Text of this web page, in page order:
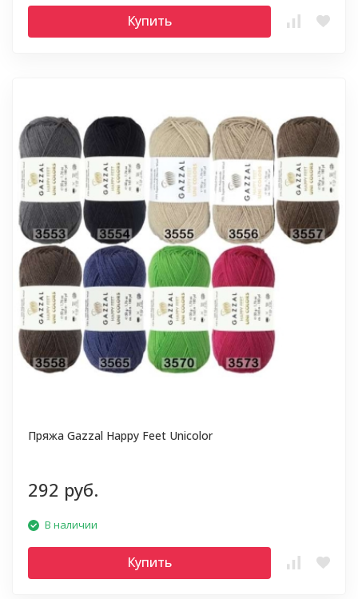
Купить
Пряжа Gazzal Happy Feet Unicolor
292 руб.
В наличии
Купить